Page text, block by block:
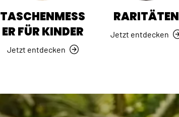
TASCHENMESS
ER FÜR KINDER
Jetzt entdecken
RARITÄTEN
Jetzt entdecken